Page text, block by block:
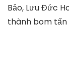
Bảo, Lưu Đức
thành bom tấn